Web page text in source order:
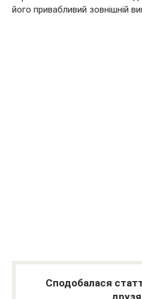
його привабливий зовнішній
Сподобалася